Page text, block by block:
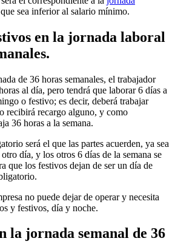
sea inferior al salario mínimo.
en la jornada laboral
de 36 horas semanales, el trabajador
al día, pero tendrá que laborar 6 días a
o festivo; es decir, deberá trabajar
recibirá recargo alguno, y como
36 horas a la semana.
será el que las partes acuerden, ya sea
día, y los otros 6 días de la semana se
que los festivos dejan de ser un día de
no puede dejar de operar y necesita
y festivos, día y noche.
la jornada semanal de 36